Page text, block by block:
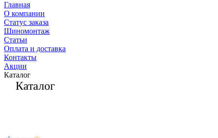
Главная
О компании
Статус заказа
Шиномонтаж
Статьи
Оплата и доставка
Контакты
Акции
Каталог
Каталог